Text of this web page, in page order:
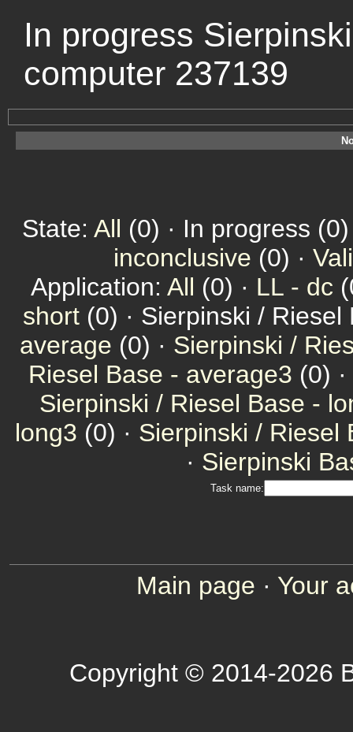
In progress
computer 237139
State: All (0) · In progress
inconclusive (0) ·
Application: All (0) · LL - dc
short (0) · Sierpinski /
average (0) · Sierpinski /
Riesel Base - average3 (0) ·
Sierpinski / Riesel Base -
long3 (0) · Sierpinski / Riesel
· Sierpinski
Task name:
Main page · Your
Copyright © 2014-2026